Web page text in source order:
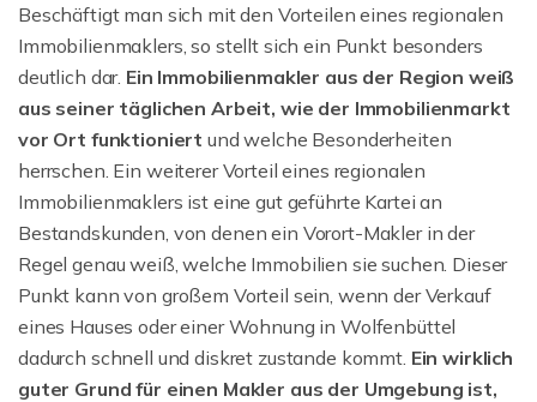
Beschäftigt man sich mit den Vorteilen eines regionalen
Immobilienmaklers, so stellt sich ein Punkt besonders
deutlich dar. Ein Immobilienmakler aus der Region weiß
aus seiner täglichen Arbeit, wie der Immobilienmarkt
vor Ort funktioniert und welche Besonderheiten
herrschen. Ein weiterer Vorteil eines regionalen
Immobilienmaklers ist eine gut geführte Kartei an
Bestandskunden, von denen ein Vorort-Makler in der
Regel genau weiß, welche Immobilien sie suchen. Dieser
Punkt kann von großem Vorteil sein, wenn der Verkauf
eines Hauses oder einer Wohnung in Wolfenbüttel
dadurch schnell und diskret zustande kommt. Ein wirklich
guter Grund für einen Makler aus der Umgebung ist,